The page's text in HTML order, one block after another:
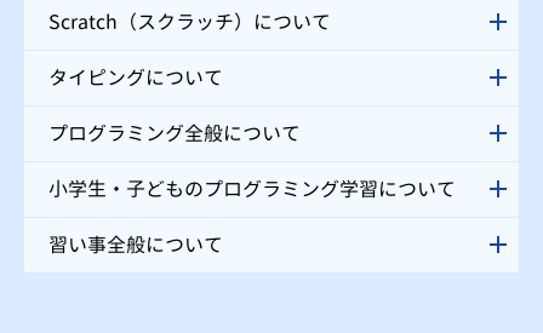
Scratch（スクラッチ）について
タイピングについて
プログラミング全般について
小学生・子どものプログラミング学習について
習い事全般について